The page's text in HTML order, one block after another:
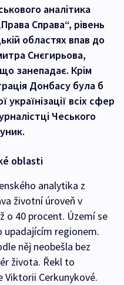
аналітика
Справа“, рівень
областях впав до
Снєгирьова,
занепадає. Крім
Донбасу була б
всіх сфер
Чеського
oblasti
analytika z
životní úroveň v
o 40 procent. Území se
upadajícím regionem.
něj neobešla bez
života. Řekl to
Viktorii Cerkunykové.